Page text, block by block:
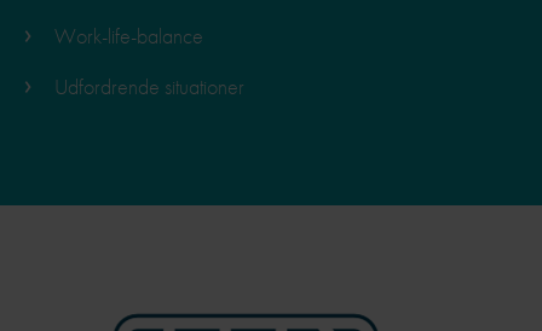
Work-life-balance
Udfordrende situationer